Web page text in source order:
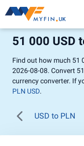
51 000 USD
Find out how much 51
2026-08-08. Convert
currency converter. If
PLN USD.
USD to PLN